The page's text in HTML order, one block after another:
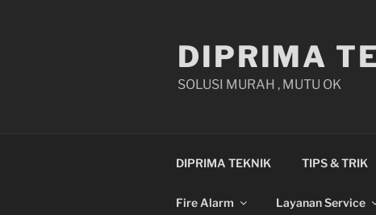
DIPRIMA
SOLUSI MURAH , MUTU OK
DIPRIMA TEKNIK TIPS & TRIK
Fire Alarm Layanan Service